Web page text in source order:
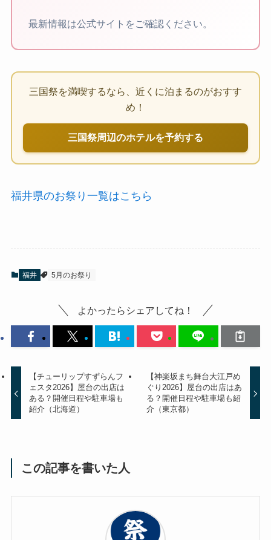
最新情報は公式サイトをご確認ください。
三国祭を満喫するなら、近くに泊まるのがおすす
め！
三国祭周辺のホテルを予約する
福井県のお祭り一覧はこちら
福井 5月のお祭り
よかったらシェアしてね！
【チューリップすずらんフ
ェスタ2026】屋台の出店は
ある？開催日程や駐車場も
紹介（北海道）
【神楽坂まち舞台大江戸め
ぐり2026】屋台の出店はあ
る？開催日程や駐車場も紹
介（東京都）
この記事を書いた人